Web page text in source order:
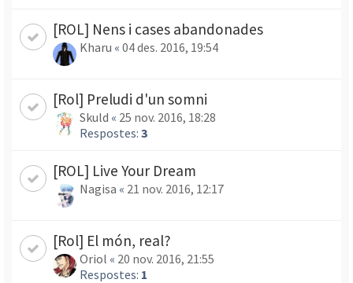
[ROL] Nens i cases abandonades
Kharu « 04 des. 2016, 19:54
[Rol] Preludi d'un somni
Skuld « 25 nov. 2016, 18:28
Respostes: 3
[ROL] Live Your Dream
Nagisa « 21 nov. 2016, 12:17
[Rol] El món, real?
Oriol « 20 nov. 2016, 21:55
Respostes: 1